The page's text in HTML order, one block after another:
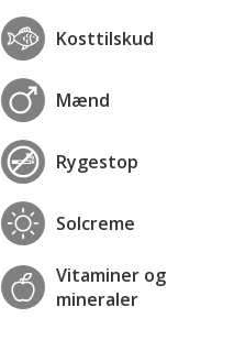
Kosttilskud
Mænd
Rygestop
Solcreme
Vitaminer og
mineraler